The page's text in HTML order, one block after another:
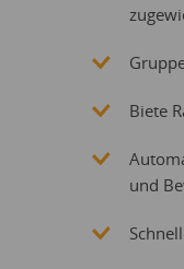
Biete
und